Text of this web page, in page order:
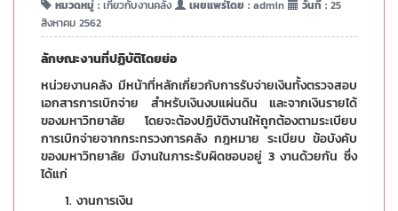
หมวดหมู่ : เกี่ยวกับงานคลัง เผยแพร่โดย : admin วันที่ : 25
สิงหาคม 2562
ลักษณะงานที่ปฏิบัติโดยย่อ
หน่วยงานคลัง มีหน้าที่หลักเกี่ยวกับการรับจ่ายเงินทั้งตรวจสอบ
เอกสารการเบิกจ่าย สำหรับเงินงบแผ่นดิน และจากเงินรายได้
ของมหาวิทยาลัย โดยจะต้องปฏิบัติงานให้ถูกต้องตามระเบียบ
การเบิกจ่ายจากกระทรวงการคลัง กฎหมาย ระเบียบ ข้อบังคับ
ของมหาวิทยาลัย มีงานในภาระรับผิดชอบอยู่ 3 งานด้วยกัน ซึ่ง
ได้แก่
งานการเงิน